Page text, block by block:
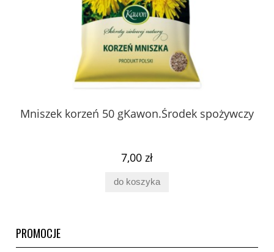
Mniszek korzeń 50 gKawon.Środek spożywczy
7,00 zł
do koszyka
PROMOCJE